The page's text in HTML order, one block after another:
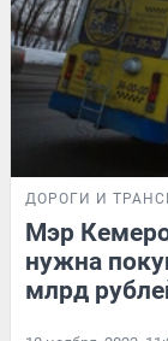
ДОРОГИ И
Мэр
нужна
млрд